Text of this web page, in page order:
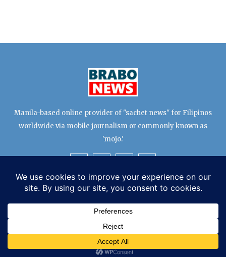
Manila-based online provider of "sachet news" for Filipinos
worldwide via mobile journalism or commonly known as
'mojo.'
EDITORIAL TEAM
© Copyright 2026 BRABO News All Rights Reserved